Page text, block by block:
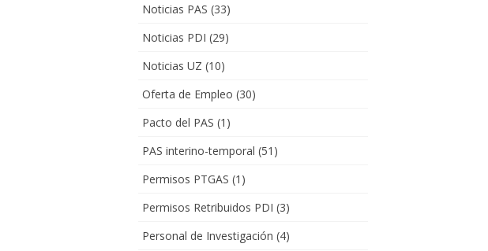
Noticias PAS (33)
Noticias PDI (29)
Noticias UZ (10)
Oferta de Empleo (30)
Pacto del PAS (1)
PAS interino-temporal (51)
Permisos PTGAS (1)
Permisos Retribuidos PDI (3)
Personal de Investigación (4)